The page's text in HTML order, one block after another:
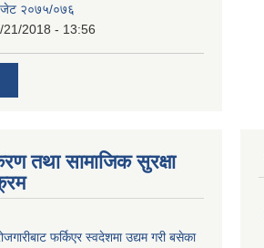
२०७५/०७६
21/2018 - 13:56
तथा सामाजिक सुरक्षा
फर्किएर स्वदेशमा उद्यम गरी बसेका